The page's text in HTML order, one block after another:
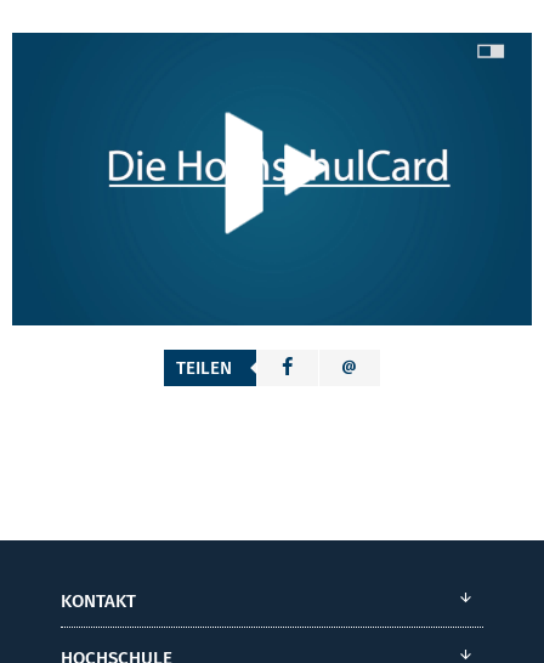
TEILEN
KONTAKT
HOCHSCHULE